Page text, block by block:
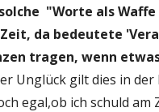
"Worte als
da bedeutete
tragen, wenn
Unglück gilt dies in
egal,ob ich schuld am